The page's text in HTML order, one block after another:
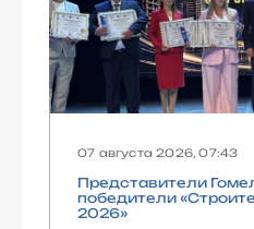
07 августа 2026, 07:43
Представители
победители
2026»